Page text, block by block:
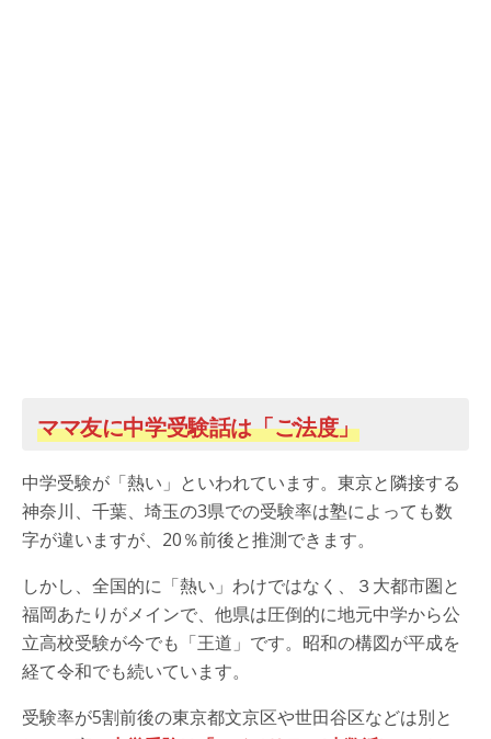
ママ友に中学受験話は「ご法度」
中学受験が「熱い」といわれています。東京と隣接する
神奈川、千葉、埼玉の3県での受験率は塾によっても数
字が違いますが、20％前後と推測できます。
しかし、全国的に「熱い」わけではなく、３大都市圏と
福岡あたりがメインで、他県は圧倒的に地元中学から公
立高校受験が今でも「王道」です。昭和の構図が平成を
経て令和でも続いています。
受験率が5割前後の東京都文京区や世田谷区などは別と